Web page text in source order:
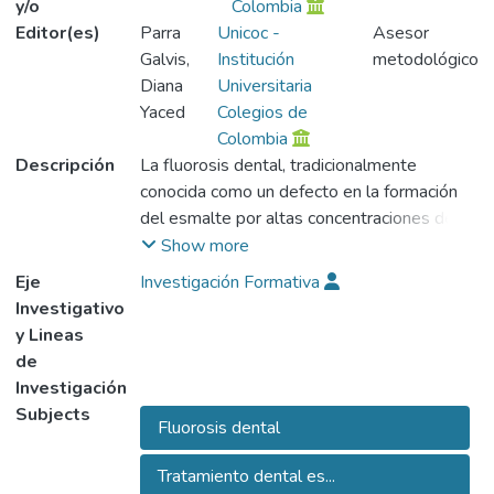
y/o
Editor(es)
Colombia
Parra
Galvis,
Diana
Yaced
Unicoc -
Institución
Universitaria
Colegios de
Colombia
Asesor
metodológico
Descripción
La fluorosis dental, tradicionalmente
conocida como un defecto en la formación
del esmalte por altas concentraciones de
ion flúor, ha sido blanco de diversas
investigaciones orientadas a identificar sus
causas principales, describiéndola como una
mayores a 1 mg.
La incorporación del ión fluor a la estructura
del esmalte ocurre durante el periodo de
mineralización, generando alteraciones en el
Show more
Eje
Investigativo
y Lineas
de
Investigación
Investigación Formativa
Subjects
Fluorosis dental
Tratamiento dental es...